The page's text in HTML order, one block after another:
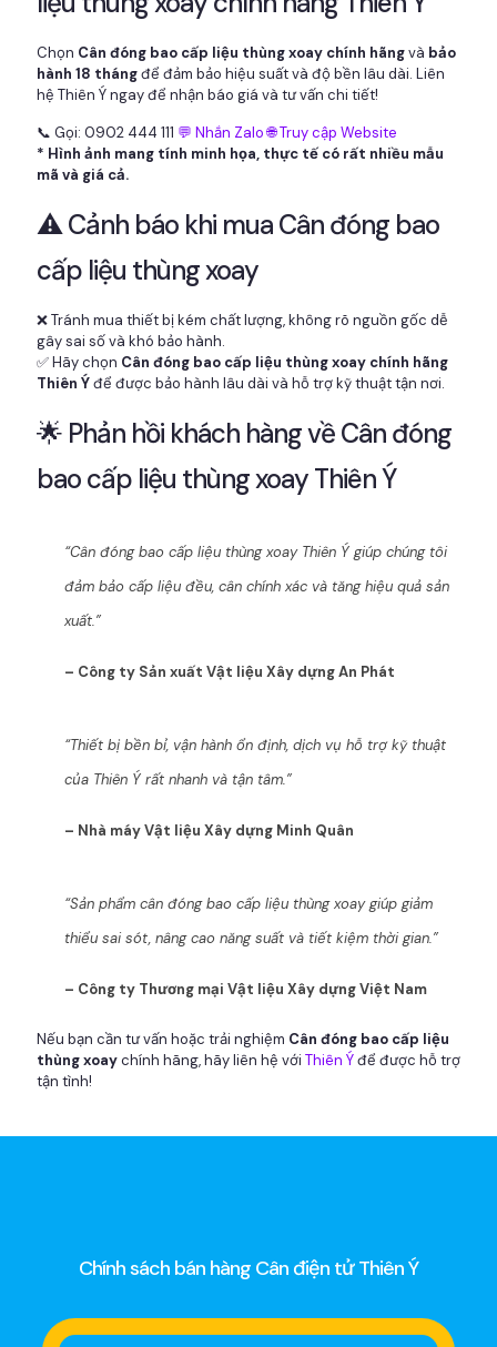
Chọn Cân đóng bao cấp liệu thùng xoay chính hãngvà bảo
hành 18 thángđể đảm bảo hiệu suất và độ bền lâu dài. Liên
hệ Thiên Ý ngay để nhận báo giá và tư vấn chi tiết!
📞 Gọi: 0902 444 111 💬 Nhắn Zalo 🌐 Truy cập Website
* Hình ảnh mang tính minh họa, thực tế có rất nhiều mẫu
mã và giá cả.
⚠️ Cảnh báo khi mua Cân đóng bao
cấp liệu thùng xoay
❌ Tránh mua thiết bị kém chất lượng, không rõ nguồn gốc dễ
gây sai số và khó bảo hành.
✅ Hãy chọn Cân đóng bao cấp liệu thùng xoay chính hãng
Thiên Ýđể được bảo hành lâu dài và hỗ trợ kỹ thuật tận nơi.
🌟 Phản hồi khách hàng về Cân đóng
bao cấp liệu thùng xoay Thiên Ý
“Cân đóng bao cấp liệu thùng xoay Thiên Ý giúp chúng tôi
đảm bảo cấp liệu đều, cân chính xác và tăng hiệu quả sản
xuất.”
– Công ty Sản xuất Vật liệu Xây dựng An Phát
“Thiết bị bền bỉ, vận hành ổn định, dịch vụ hỗ trợ kỹ thuật
của Thiên Ý rất nhanh và tận tâm.”
– Nhà máy Vật liệu Xây dựng Minh Quân
“Sản phẩm cân đóng bao cấp liệu thùng xoay giúp giảm
thiểu sai sót, nâng cao năng suất và tiết kiệm thời gian.”
– Công ty Thương mại Vật liệu Xây dựng Việt Nam
Nếu bạn cần tư vấn hoặc trải nghiệm Cân đóng bao cấp liệu
thùng xoaychính hãng, hãy liên hệ với Thiên Ýđể được hỗ trợ
tận tình!
Chính sách bán hàng Cân điện tử Thiên Ý